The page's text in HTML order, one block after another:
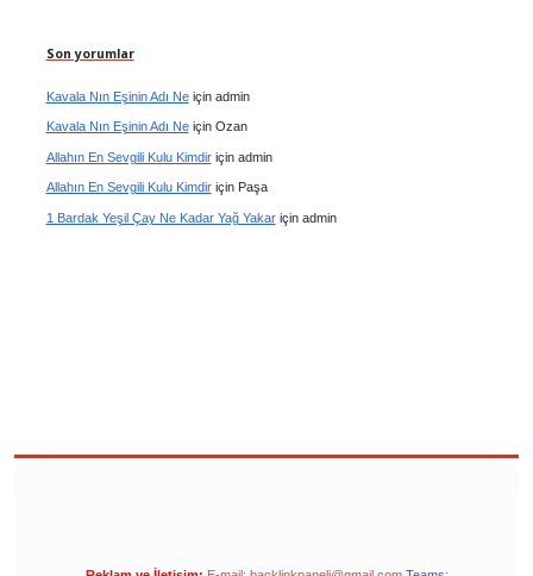
Son yorumlar
Kavala Nın Eşinin Adı Neiçin admin
Kavala Nın Eşinin Adı Neiçin Ozan
Allahın En Sevgili Kulu Kimdiriçin admin
Allahın En Sevgili Kulu Kimdiriçin Paşa
1 Bardak Yeşil Çay Ne Kadar Yağ Yakariçin admin